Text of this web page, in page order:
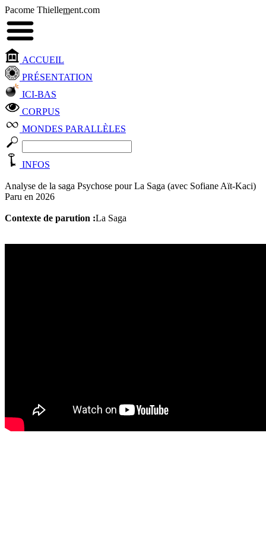
Pacome Thiellement.com
ACCUEIL
PRÉSENTATION
ICI-BAS
CORPUS
MONDES PARALLÈLES
INFOS
Analyse de la saga Psychose pour La Saga (avec Sofiane Aït-Kaci)
Paru en 2026
Contexte de parution :La Saga